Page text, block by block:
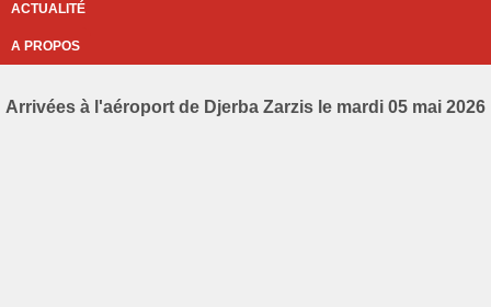
ACTUALITÉ
A PROPOS
Arrivées à l'aéroport de Djerba Zarzis le mardi 05 mai 2026